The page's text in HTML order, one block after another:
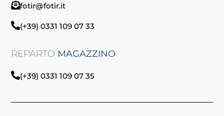
fotir@fotir.it
(+39) 0331 109 07 33
REPARTO MAGAZZINO
(+39) 0331 109 07 35